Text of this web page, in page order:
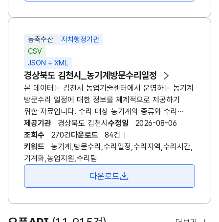
점포를 경영하는 자(이하 이 호 및 제8호에서
축산물판매업 영업자가 닭ㆍ오리의 식육
(제12조의7제2항제1호에 따른 도축업의 영업자가
개체별로 포장한 닭ㆍ오리의 식육을 말한다. 이하 이 호
및 제8호에서 같다) 또는 포장육을 해당 점포 또는
영업장에 있는 냉장시설 또는 냉동시설에 보관 또는
진열하여 그 포장을 뜯지 않은 상태 그대로 해당 점포
또는 영업장에서 최종 소비자에게 판매하는 경우(전화
또는 홈페이지 등을 통해 주문을 받아 배송ㆍ판매하는
경우를 포함한다) 2) 「식품위생법 시행령」
제21조제5호나목4)에 따른 집단급식소 식품판매업의
영업자가 닭ㆍ오리의 식육 또는 포장육을 그 포장을
뜯지 아니한 상태 그대로 「식품위생법」 제2조제12호에
따른 집단급식소의 설치ㆍ운영자 또는 같은 법 시행령
판매하는 경우 3) 식육포장처리업의 영업자가 자신이
만든 포장육을 직접 판매하는 경우 4) 제8호에 따른
농축수산
자치행정기관
CSV
JSON + XML
경상북도 김천시_농기계방문수리일정
본 데이터는 김천시 농업기술센터에서 운영하는 농기계
방문수리 일정에 대한 정보를 체계적으로 제공하기
위한 자료입니다. 수리 대상 농기계의 종류와 수리
일자, 시간, 시도 및 시군구, 수리 지역과 상세 주소,
그리고 해당 업무를 수행하는 수리팀 등의 항목으로
구성되어 있습니다. 이 데이터는 농업인의 불편을
최소화하고, 농기계 고장 발생 시 신속한 현장 대응을
통해 영농 차질을 줄이기 위해 운영되고 있습니다. 또한
지역별 수리 일정과 팀 배치 현황을 투명하게
대응할 수 있도록 도와주며, 농업기술센터
내부적으로도 수리 수요 분석, 정비 인력 운영, 장비
제공기관 경상북도 김천시 수정일
2026-08-06
조회수
270건다운로드
84건
키워드
농기계,방문수리,수리일정,수리지역,수리시간,
기계화,농업지원,수리팀
다운로드